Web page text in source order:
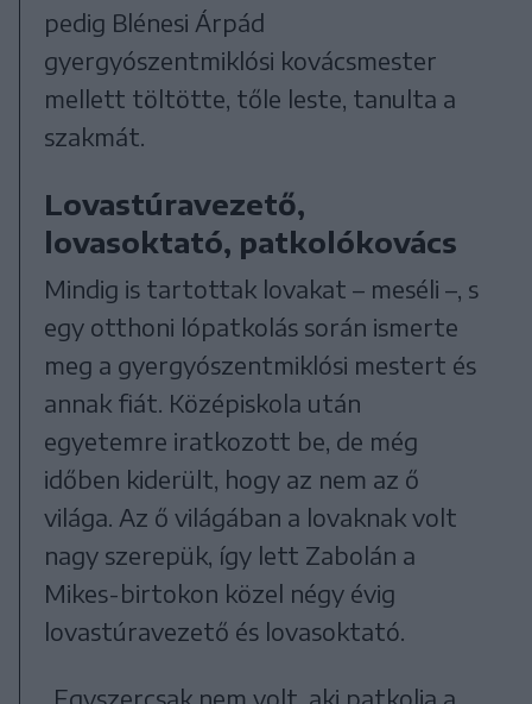
pedig Blénesi Árpád
gyergyószentmiklósi kovácsmester
mellett töltötte, tőle leste, tanulta a
szakmát.
Lovastúravezető,
lovasoktató, patkolókovács
Mindig is tartottak lovakat – meséli –, s
egy otthoni lópatkolás során ismerte
meg a gyergyószentmiklósi mestert és
annak fiát. Középiskola után
egyetemre iratkozott be, de még
időben kiderült, hogy az nem az ő
világa. Az ő világában a lovaknak volt
nagy szerepük, így lett Zabolán a
Mikes-birtokon közel négy évig
lovastúravezető és lovasoktató.
„Egyszercsak nem volt, aki patkolja a